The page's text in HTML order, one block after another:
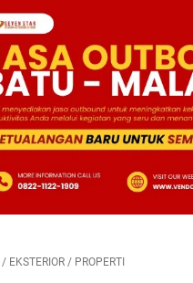
/ EKSTERIOR / PROPERTI